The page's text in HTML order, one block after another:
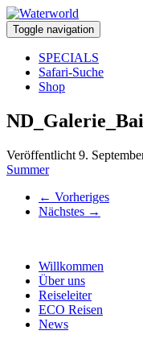
Toggle navigation
SPECIALS
Safari-Suche
Shop
Veröffentlicht 9.
Summer
← Vorheriges
Nächstes →
Willkommen
Über uns
Reiseleiter
ECO Reisen
News